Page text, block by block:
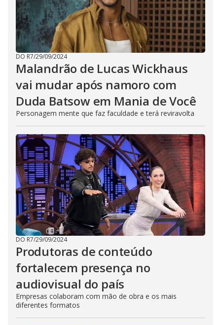
DO R7/29/09/2024
Malandrão de Lucas Wickhaus
vai mudar após namoro com
Duda Batsow em Mania de Você
Personagem mente que faz faculdade e terá reviravolta
DO R7/29/09/2024
Produtoras de conteúdo
fortalecem presença no
audiovisual do país
Empresas colaboram com mão de obra e os mais
diferentes formatos